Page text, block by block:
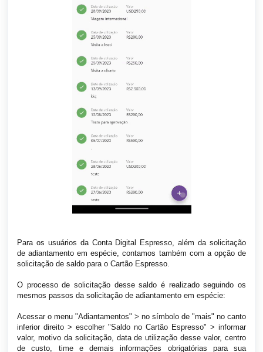
Para os usuários da Conta Digital Espresso, além da solicitação
de adiantamento em espécie, contamos também com a opção de
solicitação de saldo para o Cartão Espresso.
O processo de solicitação desse saldo é realizado seguindo os
mesmos passos da solicitação de adiantamento em espécie:
Acessar o menu "Adiantamentos" > no símbolo de "mais" no canto
inferior direito > escolher "Saldo no Cartão Espresso" > informar
valor, motivo da solicitação, data de utilização desse valor, centro
de custo, time e demais informações obrigatórias para sua